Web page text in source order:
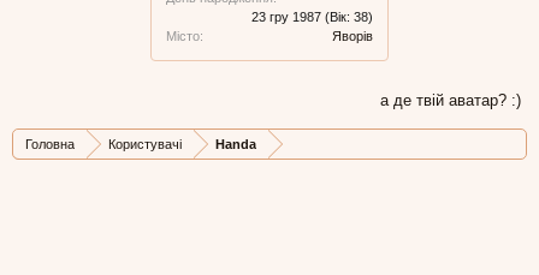
23 гру 1987 (Вік: 38)
Місто:
Яворів
а де твій аватар? :)
Головна Користувачі Handa